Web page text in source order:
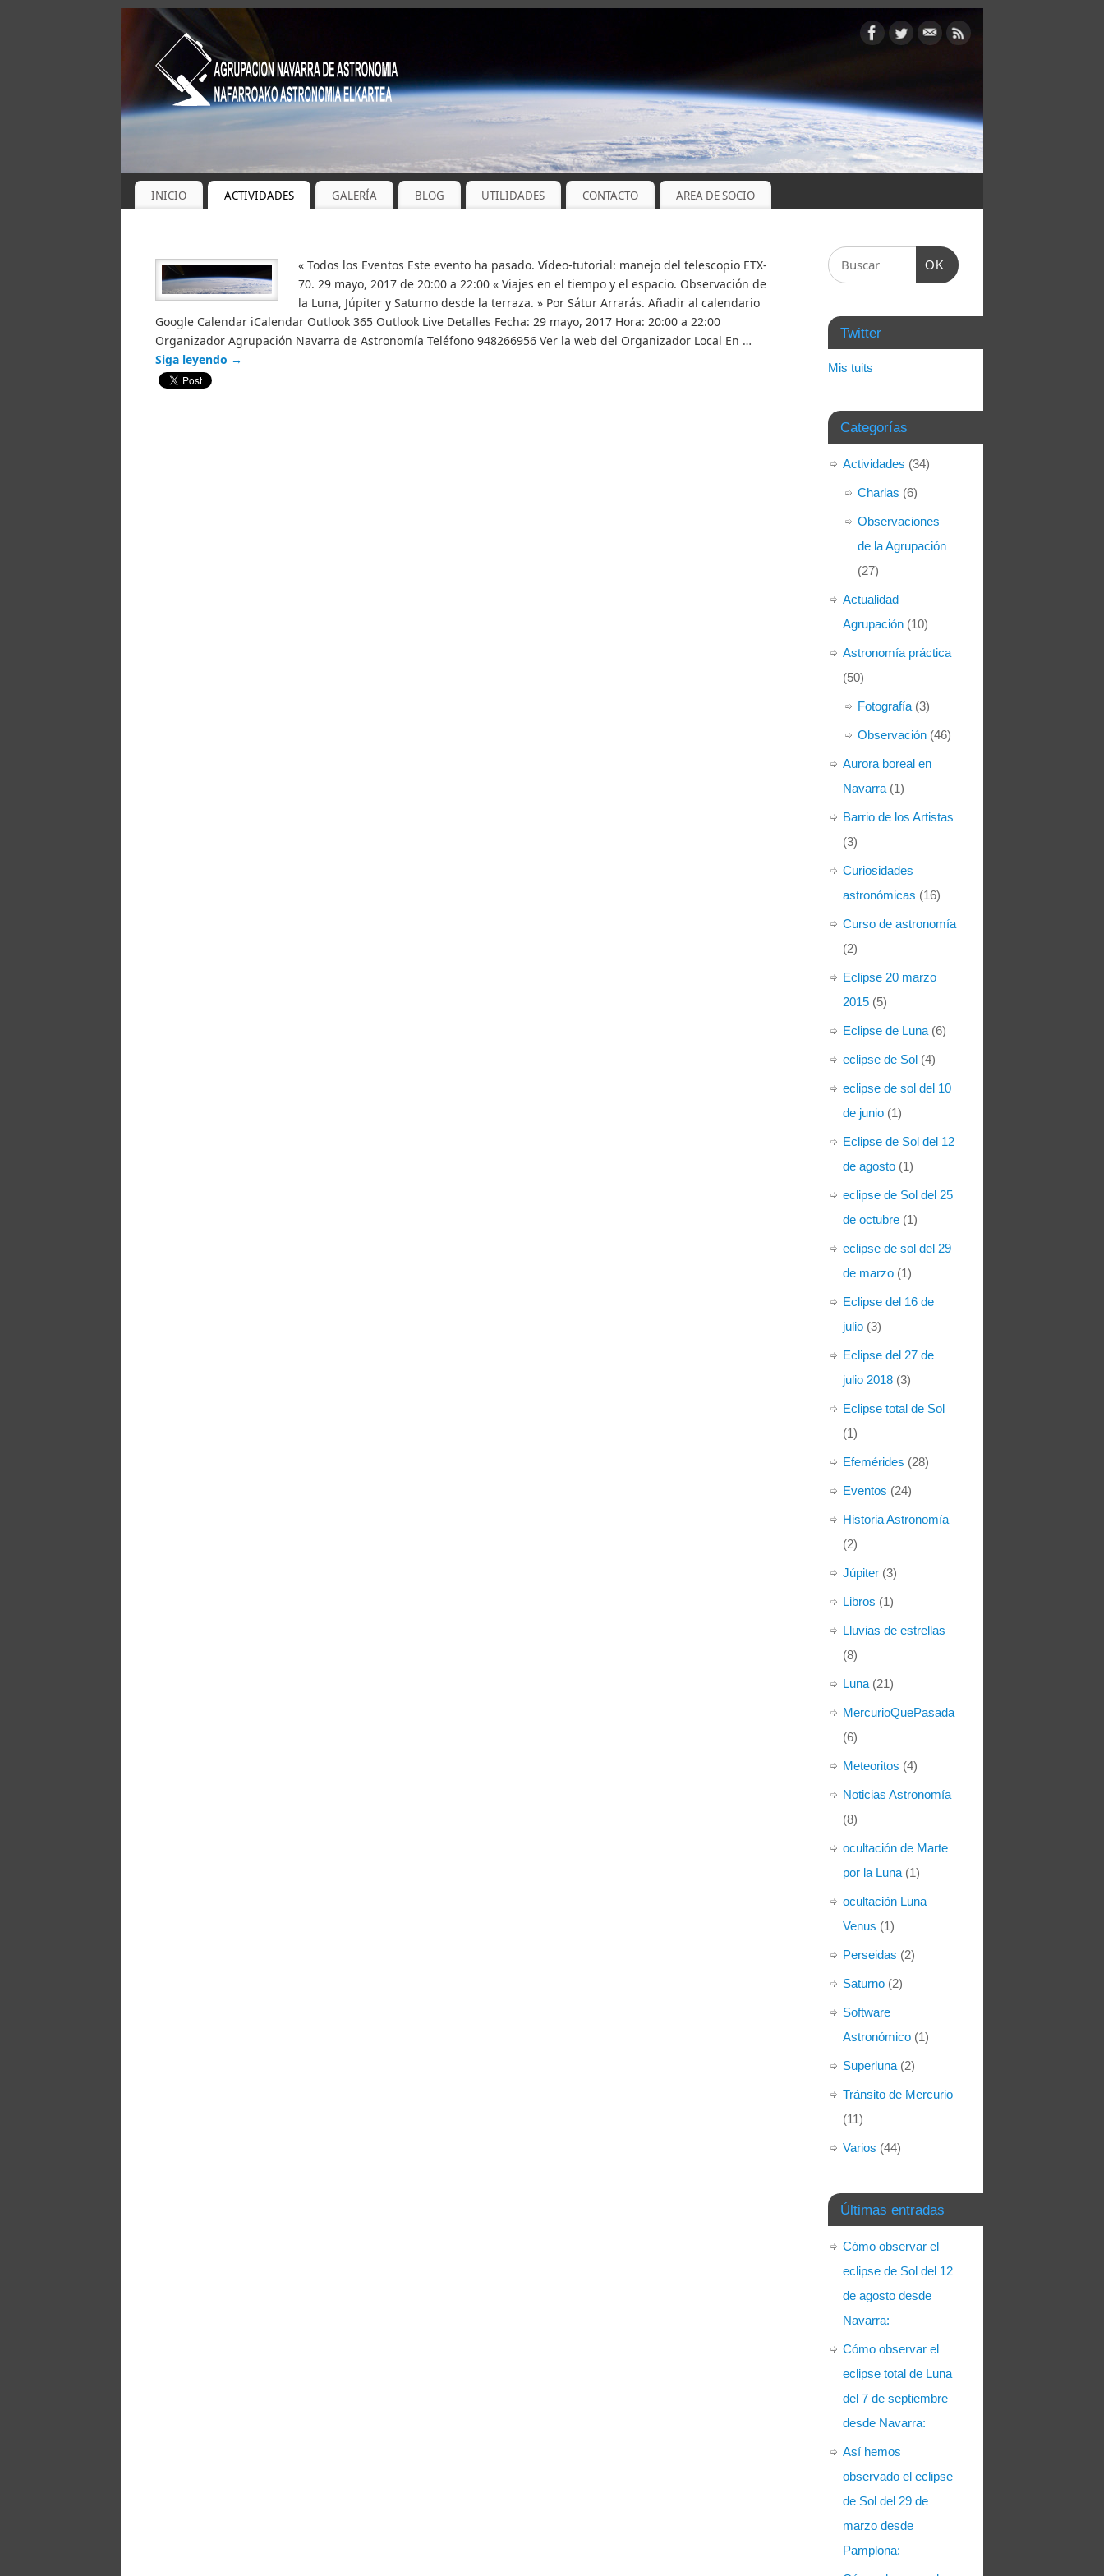
INICIO ACTIVIDADES GALERÍA BLOG UTILIDADES CONTACTO AREA DE SOCIO
« Todos los Eventos Este evento ha pasado. Vídeo-tutorial: manejo del telescopio ETX-
70. 29 mayo, 2017 de 20:00 a 22:00 « Viajes en el tiempo y el espacio. Observación de
la Luna, Júpiter y Saturno desde la terraza. » Por Sátur Arrarás. Añadir al calendario
Google Calendar iCalendar Outlook 365 Outlook Live Detalles Fecha: 29 mayo, 2017 Hora: 20:00 a 22:00
Organizador Agrupación Navarra de Astronomía Teléfono 948266956 Ver la web del Organizador Local En …
Siga leyendo →
OK
Twitter
Mis tuits
Categorías
Actividades (34)
Charlas (6)
Observaciones
de la Agrupación
(27)
Actualidad
Agrupación (10)
Astronomía práctica
(50)
Fotografía (3)
Observación (46)
Aurora boreal en
Navarra (1)
Barrio de los Artistas
(3)
Curiosidades
astronómicas (16)
Curso de astronomía
(2)
Eclipse 20 marzo
2015 (5)
Eclipse de Luna (6)
eclipse de Sol (4)
eclipse de sol del 10
de junio (1)
Eclipse de Sol del 12
de agosto (1)
eclipse de Sol del 25
de octubre (1)
eclipse de sol del 29
de marzo (1)
Eclipse del 16 de
julio (3)
Eclipse del 27 de
julio 2018 (3)
Eclipse total de Sol
(1)
Efemérides (28)
Eventos (24)
Historia Astronomía
(2)
Júpiter (3)
Libros (1)
Lluvias de estrellas
(8)
Luna (21)
MercurioQuePasada
(6)
Meteoritos (4)
Noticias Astronomía
(8)
ocultación de Marte
por la Luna (1)
ocultación Luna
Venus (1)
Perseidas (2)
Saturno (2)
Software
Astronómico (1)
Superluna (2)
Tránsito de Mercurio
(11)
Varios (44)
Últimas entradas
Cómo observar el
eclipse de Sol del 12
de agosto desde
Navarra:
Cómo observar el
eclipse total de Luna
del 7 de septiembre
desde Navarra:
Así hemos
observado el eclipse
de Sol del 29 de
marzo desde
Pamplona: